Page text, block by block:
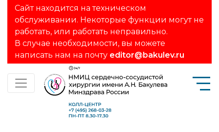
Сайт находится на техническом
обслуживании. Некоторые функции могут не
работать, или работать неправильно.
В случае необходимости, вы можете
написать нам на почту editor@bakulev.ru